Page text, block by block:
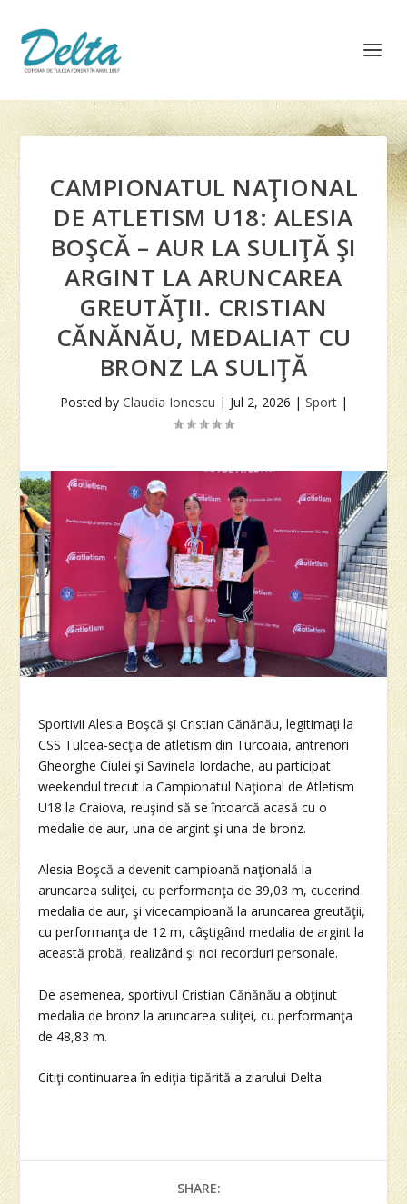
CAMPIONATUL NAŢIONAL
DE ATLETISM U18: ALESIA
BOŞCĂ – AUR LA SULIŢĂ ŞI
ARGINT LA ARUNCAREA
GREUTĂŢII. CRISTIAN
CĂNĂNĂU, MEDALIAT CU
BRONZ LA SULIŢĂ
Posted by Claudia Ionescu | Jul 2, 2026 | Sport|
Sportivii Alesia Boşcă şi Cristian Cănănău, legitimaţi la
CSS Tulcea-secţia de atletism din Turcoaia, antrenori
Gheorghe Ciulei şi Savinela Iordache, au participat
weekendul trecut la Campionatul Naţional de Atletism
U18 la Craiova, reuşind să se întoarcă acasă cu o
medalie de aur, una de argint şi una de bronz.
Alesia Boşcă a devenit campioană naţională la
aruncarea suliţei, cu performanţa de 39,03 m, cucerind
medalia de aur, şi vicecampioană la aruncarea greutăţii,
cu performanţa de 12 m, câştigând medalia de argint la
această probă, realizând şi noi recorduri personale.
De asemenea, sportivul Cristian Cănănău a obţinut
medalia de bronz la aruncarea suliţei, cu performanţa
de 48,83 m.
Citiţi continuarea în ediţia tipărită a ziarului Delta.
SHARE: